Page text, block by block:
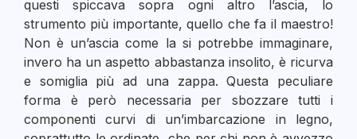
questi spiccava sopra ogni altro l’ascia, lo
strumento più importante, quello che fa il maestro!
Non è un’ascia come la si potrebbe immaginare,
invero ha un aspetto abbastanza insolito, è ricurva
e somiglia più ad una zappa. Questa peculiare
forma è però necessaria per sbozzare tutti i
componenti curvi di un’imbarcazione in legno,